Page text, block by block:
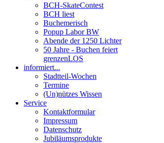
BCH-SkateContest
BCH liest
Buchemerisch
Popup Labor BW
Abende der 1250 Lichter
50 Jahre - Buchen feiert
grenzenLOS
informiert...
Stadtteil-Wochen
Termine
(Un)nützes Wissen
Service
Kontaktformular
Impressum
Datenschutz
Jubiläumsprodukte